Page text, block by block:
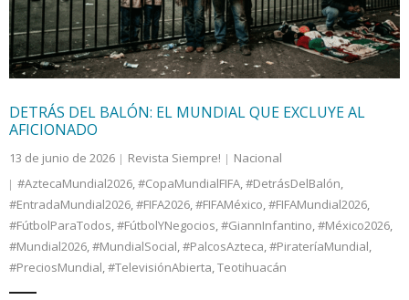
Cultura
DETRÁS DEL BALÓN: EL MUNDIAL QUE EXCLUYE AL
AFICIONADO
13 de junio de 2026 Revista Siempre!
Nacional
#AztecaMundial2026,#CopaMundialFIFA,#DetrásDelBalón,
#EntradaMundial2026,#FIFA2026,#FIFAMéxico,#FIFAMundial2026,
#FútbolParaTodos,#FútbolYNegocios,#GiannInfantino,#México2026,
#Mundial2026,#MundialSocial,#PalcosAzteca,#PirateríaMundial,
#PreciosMundial,#TelevisiónAbierta,Teotihuacán